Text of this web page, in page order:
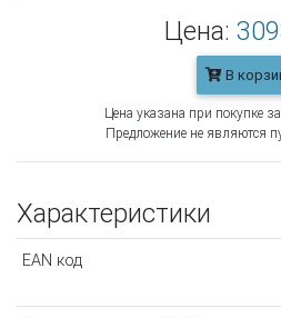
Цена:
В
Цена указана при покупке
Предложение не являются
Характеристики
EAN код